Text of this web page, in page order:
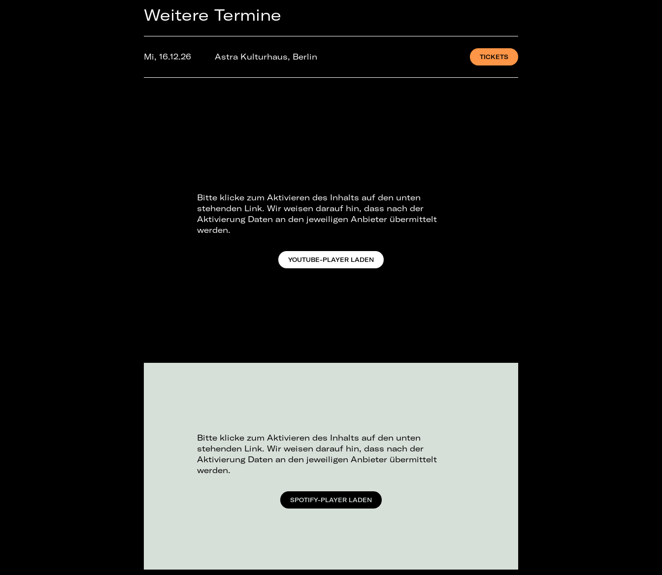
Weitere Termine
Mi, 16.12.26 Astra Kulturhaus, Berlin TICKETS
Bitte klicke zum Aktivieren des Inhalts auf den unten
stehenden Link. Wir weisen darauf hin, dass nach der
Aktivierung Daten an den jeweiligen Anbieter übermittelt
werden.
YOUTUBE-PLAYER LADEN
Bitte klicke zum Aktivieren des Inhalts auf den unten
stehenden Link. Wir weisen darauf hin, dass nach der
Aktivierung Daten an den jeweiligen Anbieter übermittelt
werden.
SPOTIFY-PLAYER LADEN